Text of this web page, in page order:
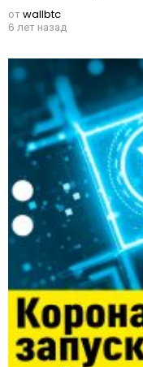
отwallbtc
6 лет назад